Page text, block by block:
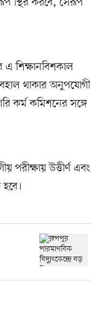
শিক্ষানবিশকাল
বহাল থাকার অনুপযোগী
কর্ম কমিশনের সঙ্গে
পরীক্ষায় উত্তীর্ণ এবং